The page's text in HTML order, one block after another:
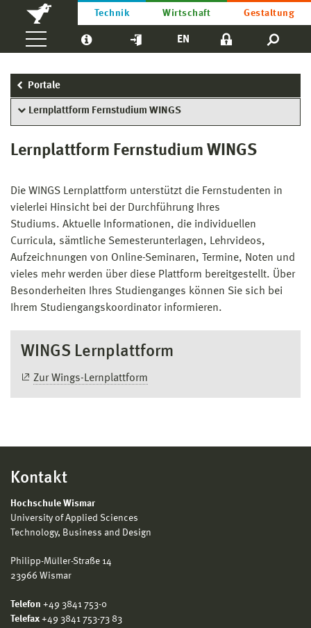
Technik Wirtschaft Gestaltung
EN
Portale
Lernplattform Fernstudium WINGS
Lernplattform Fernstudium WINGS
Die WINGS Lernplattform unterstützt die Fernstudenten in
vielerlei Hinsicht bei der Durchführung Ihres
Studiums. Aktuelle Informationen, die individuellen
Curricula, sämtliche Semesterunterlagen, Lehrvideos,
Aufzeichnungen von Online-Seminaren, Termine, Noten und
vieles mehr werden über diese Plattform bereitgestellt. Über
Besonderheiten Ihres Studienganges können Sie sich bei
Ihrem Studiengangskoordinator informieren.
WINGS Lernplattform
Zur Wings-Lernplattform
Kontakt
Hochschule Wismar
University of Applied Sciences
Technology, Business and Design
Philipp-Müller-Straße 14
23966 Wismar
Telefon +49 3841 753-0
Telefax +49 3841 753-73 83